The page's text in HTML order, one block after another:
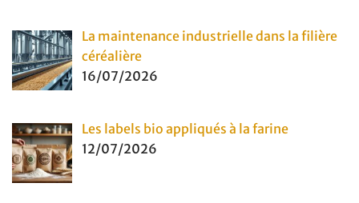
La maintenance industrielle dans la filière
céréalière
16/07/2026
Les labels bio appliqués à la farine
12/07/2026